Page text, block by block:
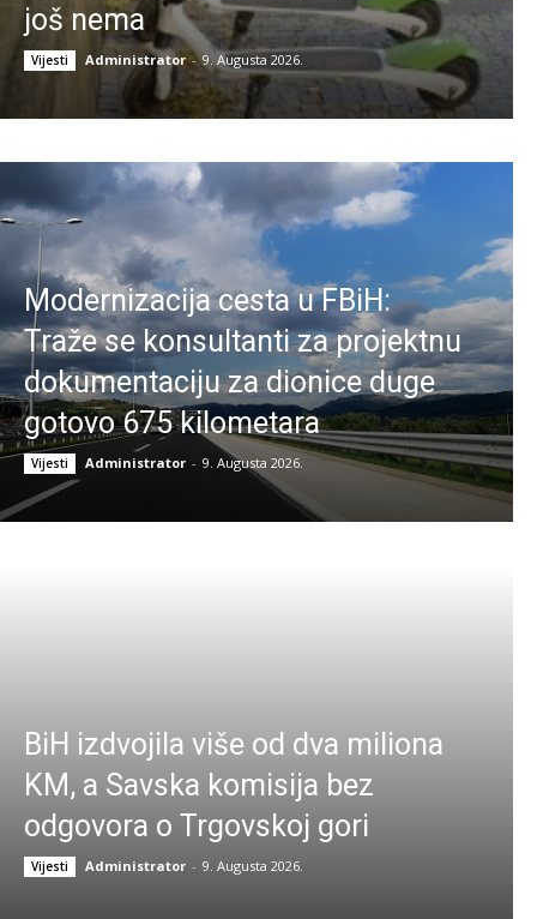
još nema
Vijesti Administrator - 9. Augusta 2026.
Modernizacija cesta u FBiH:
Traže se konsultanti za projektnu
dokumentaciju za dionice duge
gotovo 675 kilometara
Vijesti Administrator - 9. Augusta 2026.
BiH izdvojila više od dva miliona
KM, a Savska komisija bez
odgovora o Trgovskoj gori
Vijesti Administrator - 9. Augusta 2026.